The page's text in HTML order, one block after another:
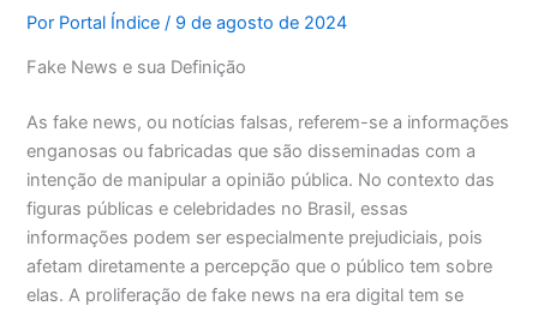
Por Portal Índice/ 9 de agosto de 2024
Fake News e sua Definição
As fake news, ou notícias falsas, referem-se a informações
enganosas ou fabricadas que são disseminadas com a
intenção de manipular a opinião pública. No contexto das
figuras públicas e celebridades no Brasil, essas
informações podem ser especialmente prejudiciais, pois
afetam diretamente a percepção que o público tem sobre
elas. A proliferação de fake news na era digital tem se